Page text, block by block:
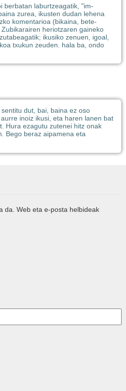
berbatan laburtzeagatik, "im-
zurea, ikusten dudan lehena
komentarioa (bikaina, bete-
heriotzaren gaineko
ikusiko zenuen, igoal,
txukun zeuden. hala ba, ondo
dut, bai, baina ez oso
inoiz ikusi, eta haren lanen bat
Hura ezagutu zutenei hitz onak
Bego beraz aipamena eta
da. Web eta e-posta helbideak